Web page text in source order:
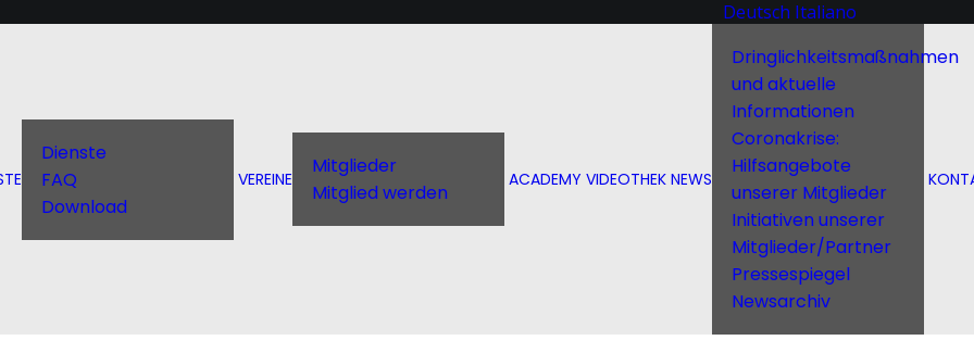
Deutsch Italiano
Dienste
FAQ
Download
VEREINE
Mitglieder
Mitglied werden
ACADEMY VIDEOTHEK NEWS
Dringlichkeitsmaßnahmen
und aktuelle
Informationen
Coronakrise:
Hilfsangebote
unserer Mitglieder
Initiativen unserer
Mitglieder/Partner
Pressespiegel
Newsarchiv